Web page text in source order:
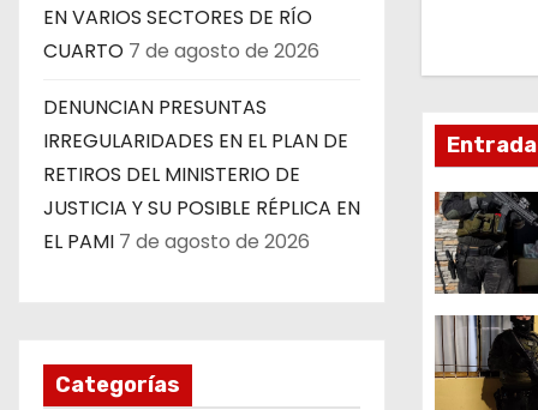
EN VARIOS SECTORES DE RÍO
CUARTO 7 de agosto de 2026
DENUNCIAN PRESUNTAS
IRREGULARIDADES EN EL PLAN DE
RETIROS DEL MINISTERIO DE
JUSTICIA Y SU POSIBLE RÉPLICA EN
EL PAMI 7 de agosto de 2026
Categorías
c
i
ó
n
d
e